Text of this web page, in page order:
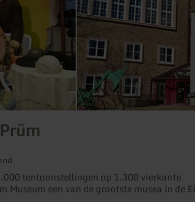
tentoonstellingen op 1.300 vierkante
meter, is het Prüm Museum een van de grootste musea in